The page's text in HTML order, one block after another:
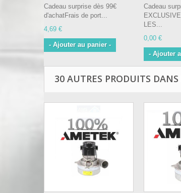
Cadeau surprise dès 99€
d'achatFrais de port...
4,69 €
- Ajouter au panier -
Cadeau
LES...
0,00 €
- Ajouter
30 AUTRES PRODUITS